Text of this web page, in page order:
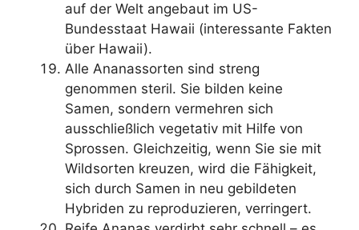
auf der Welt angebaut im US-
Bundesstaat Hawaii (interessante Fakten
über Hawaii).
Alle Ananassorten sind streng
genommen steril. Sie bilden keine
Samen, sondern vermehren sich
ausschließlich vegetativ mit Hilfe von
Sprossen. Gleichzeitig, wenn Sie sie mit
Wildsorten kreuzen, wird die Fähigkeit,
sich durch Samen in neu gebildeten
Hybriden zu reproduzieren, verringert.